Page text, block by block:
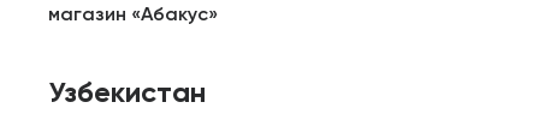
магазин «Абакус»
Узбекистан